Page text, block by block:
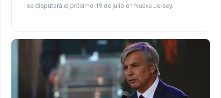
se disputará el próximo 19 de julio en Nueva Jersey.